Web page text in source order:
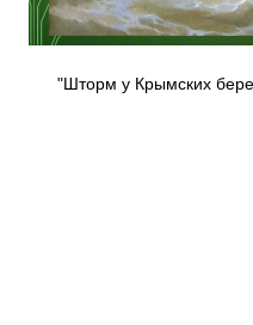
"Шторм у Крымских